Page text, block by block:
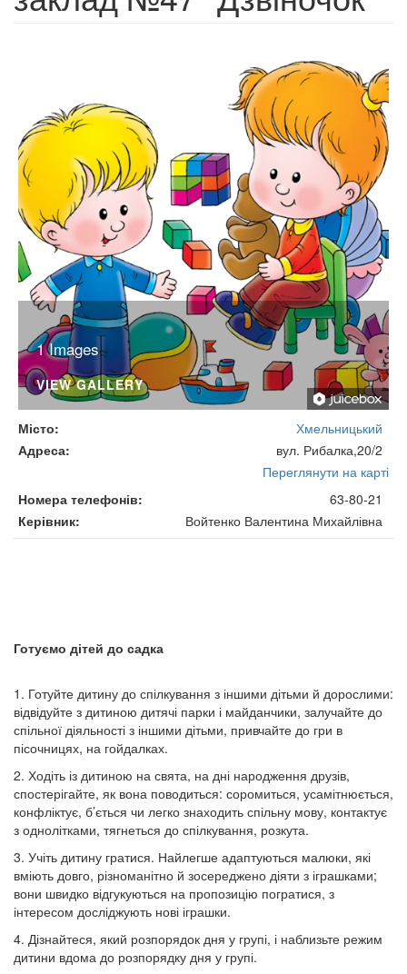
1 Images
VIEW GALLERY
Місто
Хмельницький
Адреса
вул. Рибалка,20/2
Переглянути на карті
Номера телефонів
63-80-21
Керівник
Войтенко Валентина Михайлівна
Готуємо дітей до садка
1. Готуйте дитину до спілкування з іншими дітьми й дорослими:
відвідуйте з дитиною дитячі парки і майданчики, залучайте до
спільної діяльності з іншими дітьми, привчайте до гри в
пісочницях, на гойдалках.
2. Ходіть із дитиною на свята, на дні народження друзів,
спостерігайте, як вона поводиться: соромиться, усамітнюється,
конфліктує, б’ється чи легко знаходить спільну мову, контактує
з однолітками, тягнеться до спілкування, розкута.
3. Учіть дитину гратися. Найлегше адаптуються малюки, які
вміють довго, різноманітно й зосереджено діяти з іграшками;
вони швидко відгукуються на пропозицію погратися, з
інтересом досліджують нові іграшки.
4. Дізнайтеся, який розпорядок дня у групі, і наблизьте режим
дитини вдома до розпорядку дня у групі.